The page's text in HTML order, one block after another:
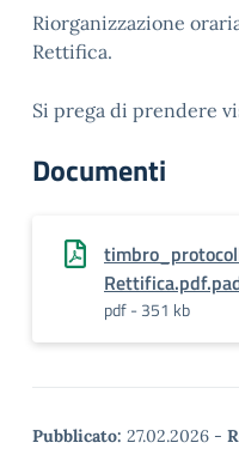
Riorganizzazione
Rettifica.
Si prega di prendere
Documenti
pdf - 351 kb
Pubblicato: 27.02.2026 -